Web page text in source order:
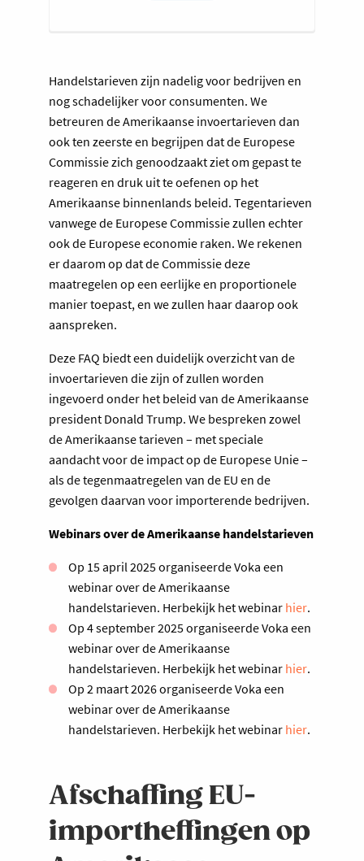
Handelstarieven zijn nadelig voor bedrijven en
nog schadelijker voor consumenten. We
betreuren de Amerikaanse invoertarieven dan
ook ten zeerste en begrijpen dat de Europese
Commissie zich genoodzaakt ziet om gepast te
reageren en druk uit te oefenen op het
Amerikaanse binnenlands beleid. Tegentarieven
vanwege de Europese Commissie zullen echter
ook de Europese economie raken. We rekenen
er daarom op dat de Commissie deze
maatregelen op een eerlijke en proportionele
manier toepast, en we zullen haar daarop ook
aanspreken.
Deze FAQ biedt een duidelijk overzicht van de
invoertarieven die zijn of zullen worden
ingevoerd onder het beleid van de Amerikaanse
president Donald Trump. We bespreken zowel
de Amerikaanse tarieven – met speciale
aandacht voor de impact op de Europese Unie –
als de tegenmaatregelen van de EU en de
gevolgen daarvan voor importerende bedrijven.
Webinars over de Amerikaanse handelstarieven
Op 15 april 2025 organiseerde Voka een
webinar over de Amerikaanse
handelstarieven. Herbekijk het webinar hier.
Op 4 september 2025 organiseerde Voka een
webinar over de Amerikaanse
handelstarieven. Herbekijk het webinar hier.
Op 2 maart 2026 organiseerde Voka een
webinar over de Amerikaanse
handelstarieven. Herbekijk het webinar hier.
Afschaffing EU-
importheffingen op